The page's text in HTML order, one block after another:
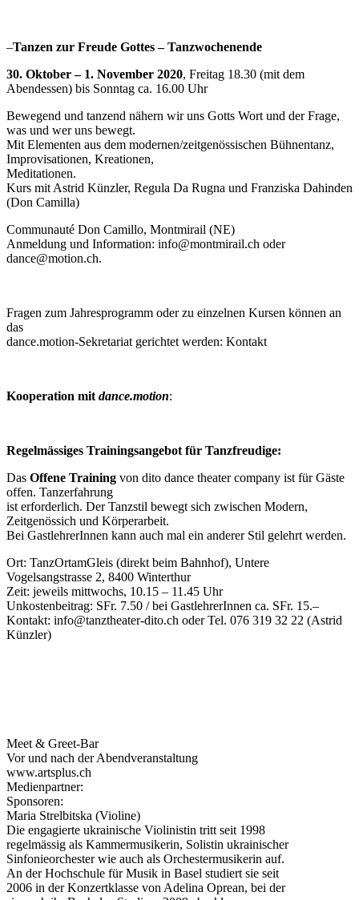
–Tanzen zur Freude Gottes – Tanzwochenende
30. Oktober – 1. November 2020, Freitag 18.30 (mit dem
Abendessen) bis Sonntag ca. 16.00 Uhr
Bewegend und tanzend nähern wir uns Gotts Wort und der Frage,
was und wer uns bewegt.
Mit Elementen aus dem modernen/zeitgenössischen Bühnentanz,
Improvisationen, Kreationen,
Meditationen.
Kurs mit Astrid Künzler, Regula Da Rugna und Franziska Dahinden
(Don Camilla)
Communauté Don Camillo, Montmirail (NE)
Anmeldung und Information: info@montmirail.ch oder
dance@motion.ch.
Fragen zum Jahresprogramm oder zu einzelnen Kursen können an
das
dance.motion-Sekretariat gerichtet werden: Kontakt
Kooperation mit dance.motion:
Regelmässiges Trainingsangebot für Tanzfreudige:
Das Offene Training von dito dance theater company ist für Gäste
offen. Tanzerfahrung
ist erforderlich. Der Tanzstil bewegt sich zwischen Modern,
Zeitgenössich und Körperarbeit.
Bei GastlehrerInnen kann auch mal ein anderer Stil gelehrt werden.
Ort: TanzOrtamGleis (direkt beim Bahnhof), Untere
Vogelsangstrasse 2, 8400 Winterthur
Zeit: jeweils mittwochs, 10.15 – 11.45 Uhr
Unkostenbeitrag: SFr. 7.50 / bei GastlehrerInnen ca. SFr. 15.–
Kontakt: info@tanztheater-dito.ch oder Tel. 076 319 32 22 (Astrid
Künzler)
Meet & Greet-Bar
Vor und nach der Abendveranstaltung
www.artsplus.ch
Medienpartner:
Sponsoren:
Maria Strelbitska (Violine)
Die engagierte ukrainische Violinistin tritt seit 1998
regelmässig als Kammermusikerin, Solistin ukrainischer
Sinfonieorchester wie auch als Orchestermusikerin auf.
An der Hochschule für Musik in Basel studiert sie seit
2006 in der Konzertklasse von Adelina Oprean, bei der